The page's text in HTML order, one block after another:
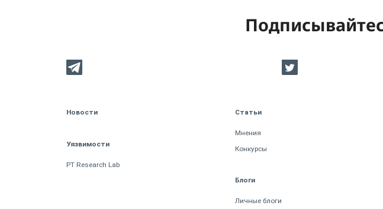
Новости
Уязвимости
PT Research Lab
Статьи
Мнения
Конкурсы
Блоги
Личные блоги